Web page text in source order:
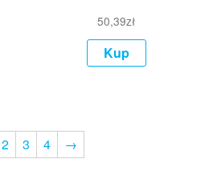
50,39zł
Kup
2 3 4 →